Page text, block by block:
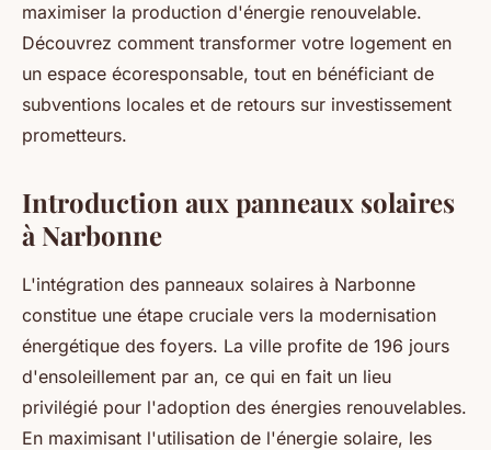
maximiser la production d'énergie renouvelable.
Découvrez comment transformer votre logement en
un espace écoresponsable, tout en bénéficiant de
subventions locales et de retours sur investissement
prometteurs.
Introduction aux panneaux solaires
à Narbonne
L'intégration des panneaux solaires à Narbonne
constitue une étape cruciale vers la modernisation
énergétique des foyers. La ville profite de 196 jours
d'ensoleillement par an, ce qui en fait un lieu
privilégié pour l'adoption des énergies renouvelables.
En maximisant l'utilisation de l'énergie solaire, les